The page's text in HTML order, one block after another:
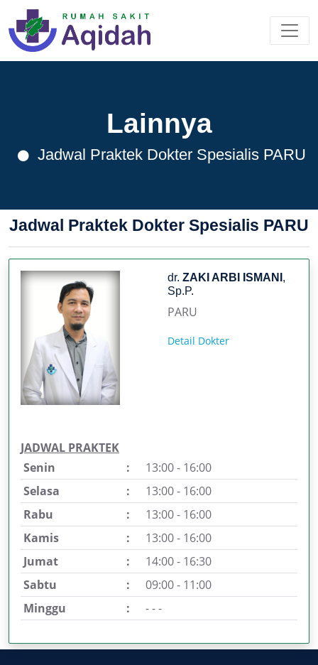
Lainnya
Jadwal Praktek Dokter Spesialis PARU
Jadwal Praktek Dokter Spesialis PARU
dr. ZAKI ARBI ISMANI ,
Sp.P.
PARU
Detail Dokter
JADWAL PRAKTEK
Senin
:
13:00 - 16:00
Selasa
:
13:00 - 16:00
Rabu
:
13:00 - 16:00
Kamis
:
13:00 - 16:00
Jumat
:
14:00 - 16:30
Sabtu
:
09:00 - 11:00
Minggu
: - - -